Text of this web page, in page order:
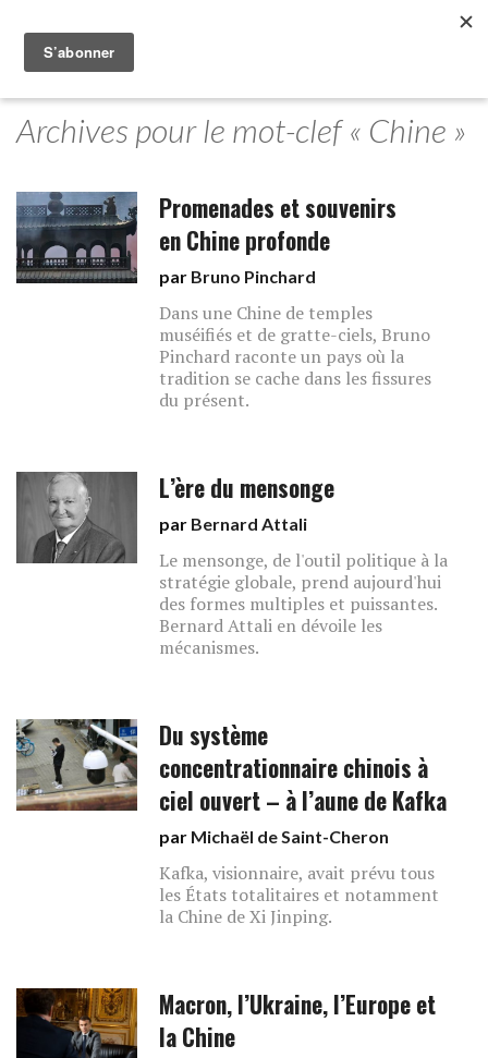
Archives pour le mot-clef « Chine »
Promenades et souvenirs
en Chine profonde
par Bruno Pinchard
Dans une Chine de temples
muséifiés et de gratte-ciels, Bruno
Pinchard raconte un pays où la
tradition se cache dans les fissures
du présent.
L’ère du mensonge
par Bernard Attali
Le mensonge, de l'outil politique à la
stratégie globale, prend aujourd'hui
des formes multiples et puissantes.
Bernard Attali en dévoile les
mécanismes.
Du système
concentrationnaire chinois à
ciel ouvert – à l’aune de Kafka
par Michaël de Saint-Cheron
Kafka, visionnaire, avait prévu tous
les États totalitaires et notamment
la Chine de Xi Jinping.
Macron, l’Ukraine, l’Europe et
la Chine